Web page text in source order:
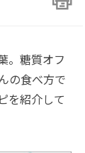
。糖質オフ
の食べ方で
を紹介して